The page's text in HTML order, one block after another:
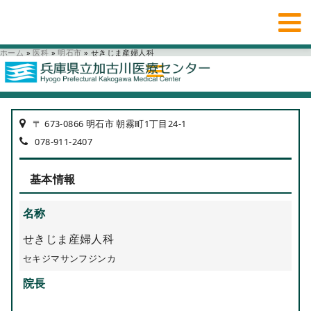
ホーム » 医科 » 明石市 » せきじま産婦人科
〒 673-0866 明石市 朝霧町1丁目24-1
078-911-2407
基本情報
名称
せきじま産婦人科
セキジマサンフジンカ
院長